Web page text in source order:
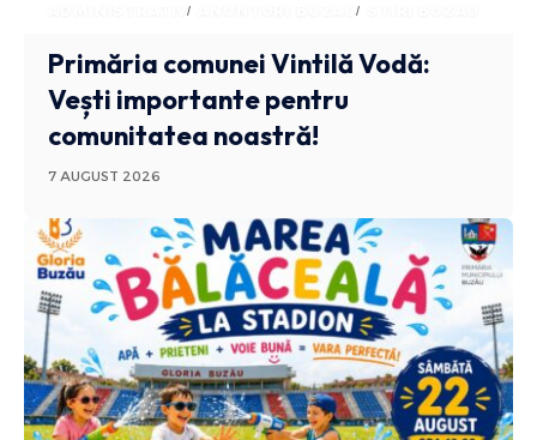
ADMINISTRATIV ANUNTURI BUZAU
Primăria comunei Vintilă Vodă:
Vești importante pentru
comunitatea noastră!
7 AUGUST 2026